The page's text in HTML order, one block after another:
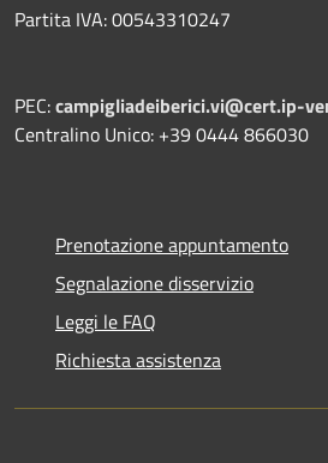
Partita IVA: 00543310247
PEC:campigliadeiberici.vi@cert.ip-
Centralino Unico: +39 0444 866030
Prenotazione appuntamento
Segnalazione disservizio
Leggi le FAQ
Richiesta assistenza